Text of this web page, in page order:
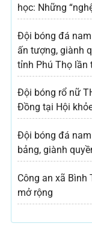
học: Những
Đội bóng đá
ấn tượng, giành
tỉnh Phú Thọ lần
Đội bóng rổ nữ
Đồng tại Hội
Đội bóng đá
bảng, giành
Công an xã Bình
mở rộng